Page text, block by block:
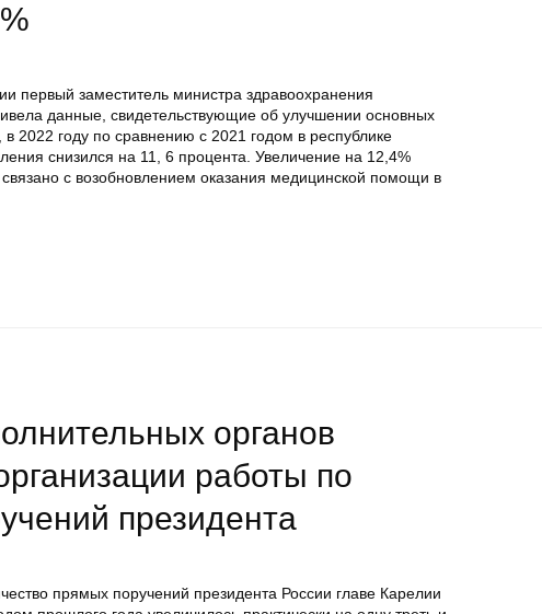
первый заместитель министра здравоохранения
данные, свидетельствующие об улучшении основных
2022 году по сравнению с 2021 годом в республике
снизился на 11, 6 процента. Увеличение на 12,4%
с возобновлением оказания медицинской помощи в
органов
работы по
президента
прямых поручений президента России главе Карелии